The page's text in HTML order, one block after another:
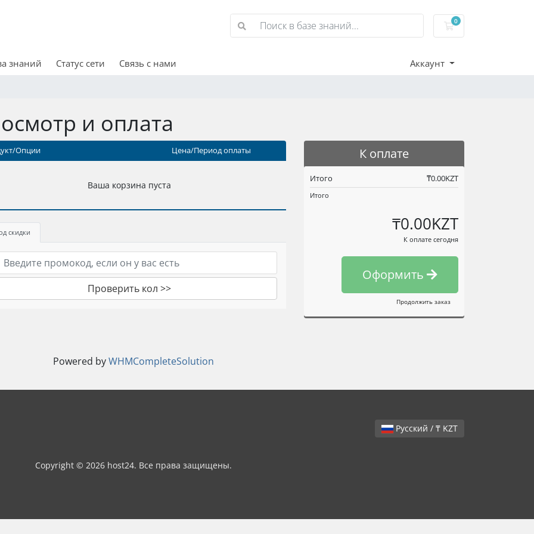
0
Корзина
знаний Статус сети Связь с нами Аккаунт
и оплата
Опции Цена/Период оплаты
Ваша корзина пуста
скидки
Проверить кол >>
К оплате
Итого ₸0.00KZT
Итого
₸0.00KZT
К оплате сегодня
Оформить
Продолжить заказ
Powered byWHMCompleteSolution
Русский / ₸ KZT
Copyright © 2026 host24. Все права защищены.